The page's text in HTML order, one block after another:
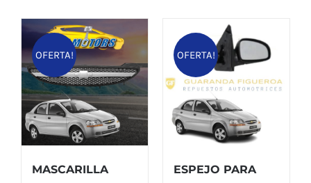
OFERTA!
MASCARILLA
OFERTA!
ESPEJO PARA